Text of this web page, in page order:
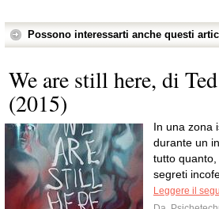
Possono interessarti anche questi
We are still here, di
(2015)
In una zona
durante un
tutto
segreti
Leggere il